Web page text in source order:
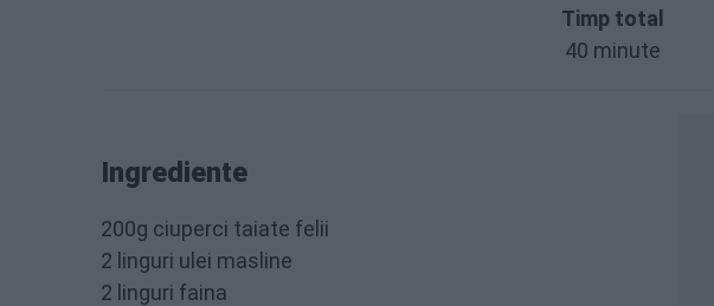
Timp total
40 minute
Ingrediente
200g ciuperci taiate felii
2 linguri ulei masline
2 linguri faina